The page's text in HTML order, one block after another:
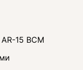
15 BCM